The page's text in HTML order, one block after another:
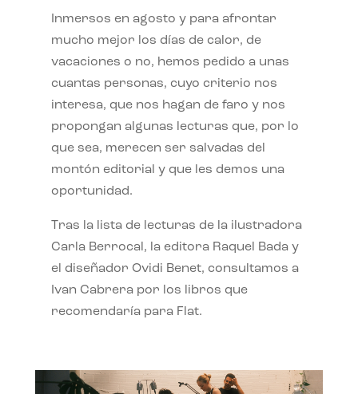
Inmersos en agosto y para afrontar
mucho mejor los días de calor, de
vacaciones o no, hemos pedido a unas
cuantas personas, cuyo criterio nos
interesa, que nos hagan de faro y nos
propongan algunas lecturas que, por lo
que sea, merecen ser salvadas del
montón editorial y que les demos una
oportunidad.
Tras la lista de lecturas de la ilustradora
Carla Berrocal, la editora Raquel Bada y
el diseñador Ovidi Benet, consultamos a
Ivan Cabrera por los libros que
recomendaría para Flat.